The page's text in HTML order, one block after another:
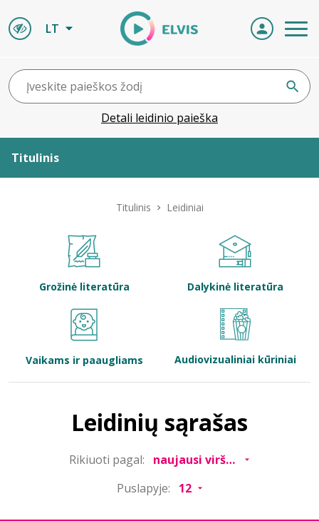
LT
Detali leidinio paieška
Titulinis
Bibliotekoms
Titulinis Leidiniai
Grožinė literatūra Dalykinė literatūra
Vaikams ir paaugliams Audiovizualiniai kūriniai
Leidinių sąrašas
Rikiuoti pagal:
Puslapyje: